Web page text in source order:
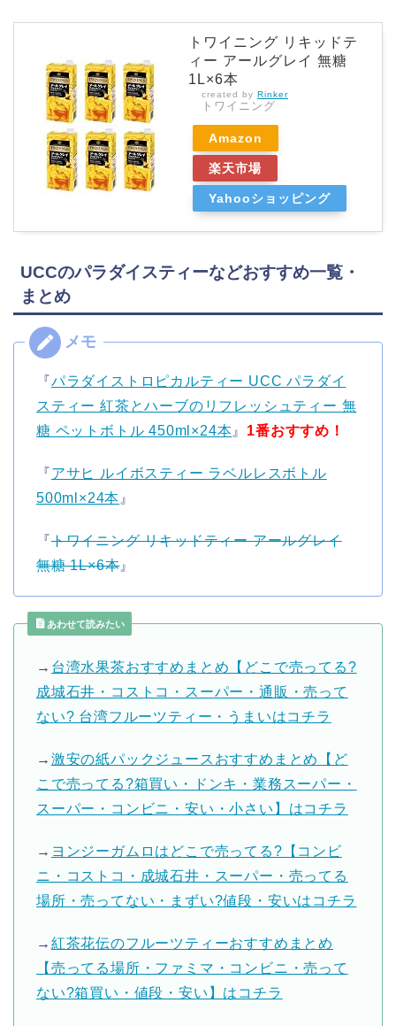
トワイニング リキッドテ
ィー アールグレイ 無糖
1L×6本
created by Rinker
トワイニング
Amazon
楽天市場
Yahooショッピング
UCCのパラダイスティーなどおすすめ一覧・
まとめ
『パラダイストロピカルティー UCC パラダイ
スティー 紅茶とハーブのリフレッシュティー 無
糖 ペットボトル 450ml×24本』 1番おすすめ！
『アサヒ ルイボスティー ラベルレスボトル
500ml×24本』
『トワイニング リキッドティー アールグレイ
無糖 1L×6本』
あわせて読みたい
→ 台湾水果茶おすすめまとめ【どこで売ってる?
成城石井・コストコ・スーパー・通販・売って
ない? 台湾フルーツティー・うまいはコチラ
→ 激安の紙パックジュースおすすめまとめ【ど
こで売ってる?箱買い・ドンキ・業務スーパー・
スーパー・コンビニ・安い・小さい】はコチラ
→ ヨンジーガムロはどこで売ってる?【コンビ
ニ・コストコ・成城石井・スーパー・売ってる
場所・売ってない・まずい?値段・安いはコチラ
→ 紅茶花伝のフルーツティーおすすめまとめ
【売ってる場所・ファミマ・コンビニ・売って
ない?箱買い・値段・安い】はコチラ